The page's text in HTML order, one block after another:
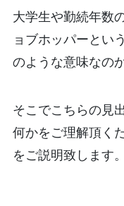
大学生や勤続年数
ョブホッパーとい
のような意味なの
そこでこちらの見
何かをご理解頂く
をご説明致します。